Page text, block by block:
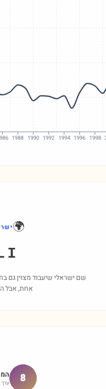
1988 1990 1992 1994 1996 1998
🌍
שם ישראלי שיעבוד מצוין גם
אחת, אבל
8 ערך